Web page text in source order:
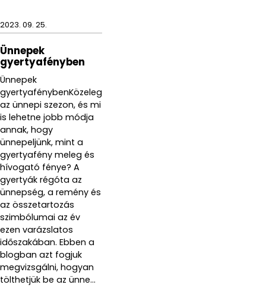
2023. 09. 25.
Ünnepek
gyertyafényben
Ünnepek
gyertyafénybenKözeleg
az ünnepi szezon, és mi
is lehetne jobb módja
annak, hogy
ünnepeljünk, mint a
gyertyafény meleg és
hívogató fénye? A
gyertyák régóta az
ünnepség, a remény és
az összetartozás
szimbólumai az év
ezen varázslatos
időszakában. Ebben a
blogban azt fogjuk
megvizsgálni, hogyan
tölthetjük be az ünne...